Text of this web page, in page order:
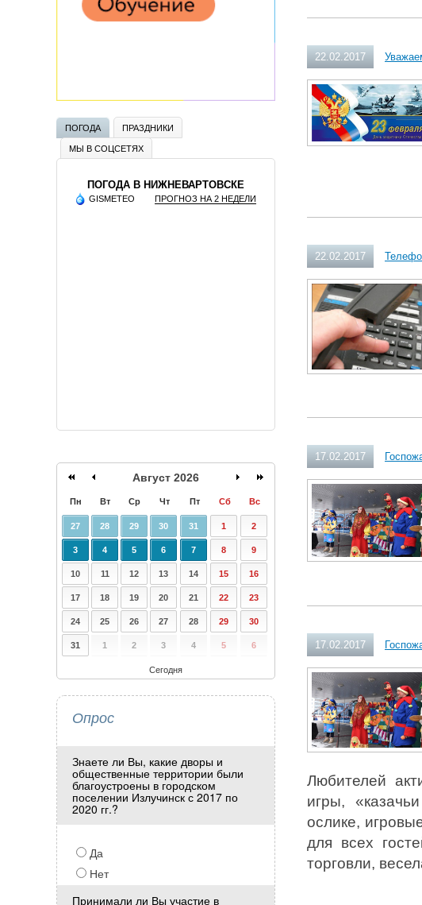
22.02.2017
22.02.2017
17.02.2017
17.02.2017
Любителей
игры,
ослике,
для всех
торговли,
ПОГОДА
ПРАЗДНИКИ
МЫ В СОЦСЕТЯХ
ПОГОДА В НИЖНЕВАРТОВСКЕ
GISMETEO ПРОГНОЗ НА 2 НЕДЕЛИ
Август 2026
Пн Вт Ср Чт Пт Сб Вс
27 28 29 30 31 1 2
3 4 5 6 7 8 9
10 11 12 13 14 15 16
17 18 19 20 21 22 23
24 25 26 27 28 29 30
31 1 2 3 4 5 6
Сегодня
Опрос
Знаете ли Вы, какие дворы и
общественные территории были
благоустроены в городском
поселении Излучинск с 2017 по
2020 гг.?
Да
Нет
Принимали ли Вы участие в